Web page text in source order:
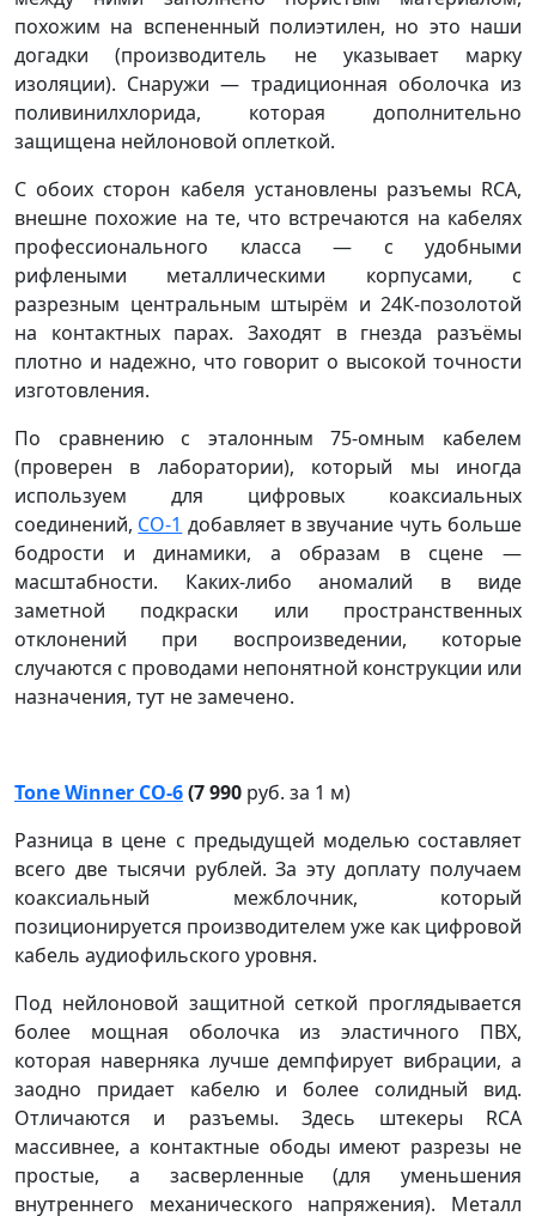
похожим на вспененный полиэтилен, но это наши
догадки (производитель не указывает марку
изоляции). Снаружи — традиционная оболочка из
поливинилхлорида, которая дополнительно
защищена нейлоновой оплеткой.
С обоих сторон кабеля установлены разъемы RCA,
внешне похожие на те, что встречаются на кабелях
профессионального класса — с удобными
рифлеными металлическими корпусами, с
разрезным центральным штырём и 24К-позолотой
на контактных парах. Заходят в гнезда разъёмы
плотно и надежно, что говорит о высокой точности
изготовления.
По сравнению с эталонным 75-омным кабелем
(проверен в лаборатории), который мы иногда
используем для цифровых коаксиальных
соединений, CO-1 добавляет в звучание чуть больше
бодрости и динамики, а образам в сцене —
масштабности. Каких-либо аномалий в виде
заметной подкраски или пространственных
отклонений при воспроизведении, которые
случаются с проводами непонятной конструкции или
назначения, тут не замечено.
Tone Winner CO-6(7 990 руб. за 1 м)
Разница в цене с предыдущей моделью составляет
всего две тысячи рублей. За эту доплату получаем
коаксиальный межблочник, который
позиционируется производителем уже как цифровой
кабель аудиофильского уровня.
Под нейлоновой защитной сеткой проглядывается
более мощная оболочка из эластичного ПВХ,
которая наверняка лучше демпфирует вибрации, а
заодно придает кабелю и более солидный вид.
Отличаются и разъемы. Здесь штекеры RCA
массивнее, а контактные ободы имеют разрезы не
простые, а засверленные (для уменьшения
внутреннего механического напряжения). Металл